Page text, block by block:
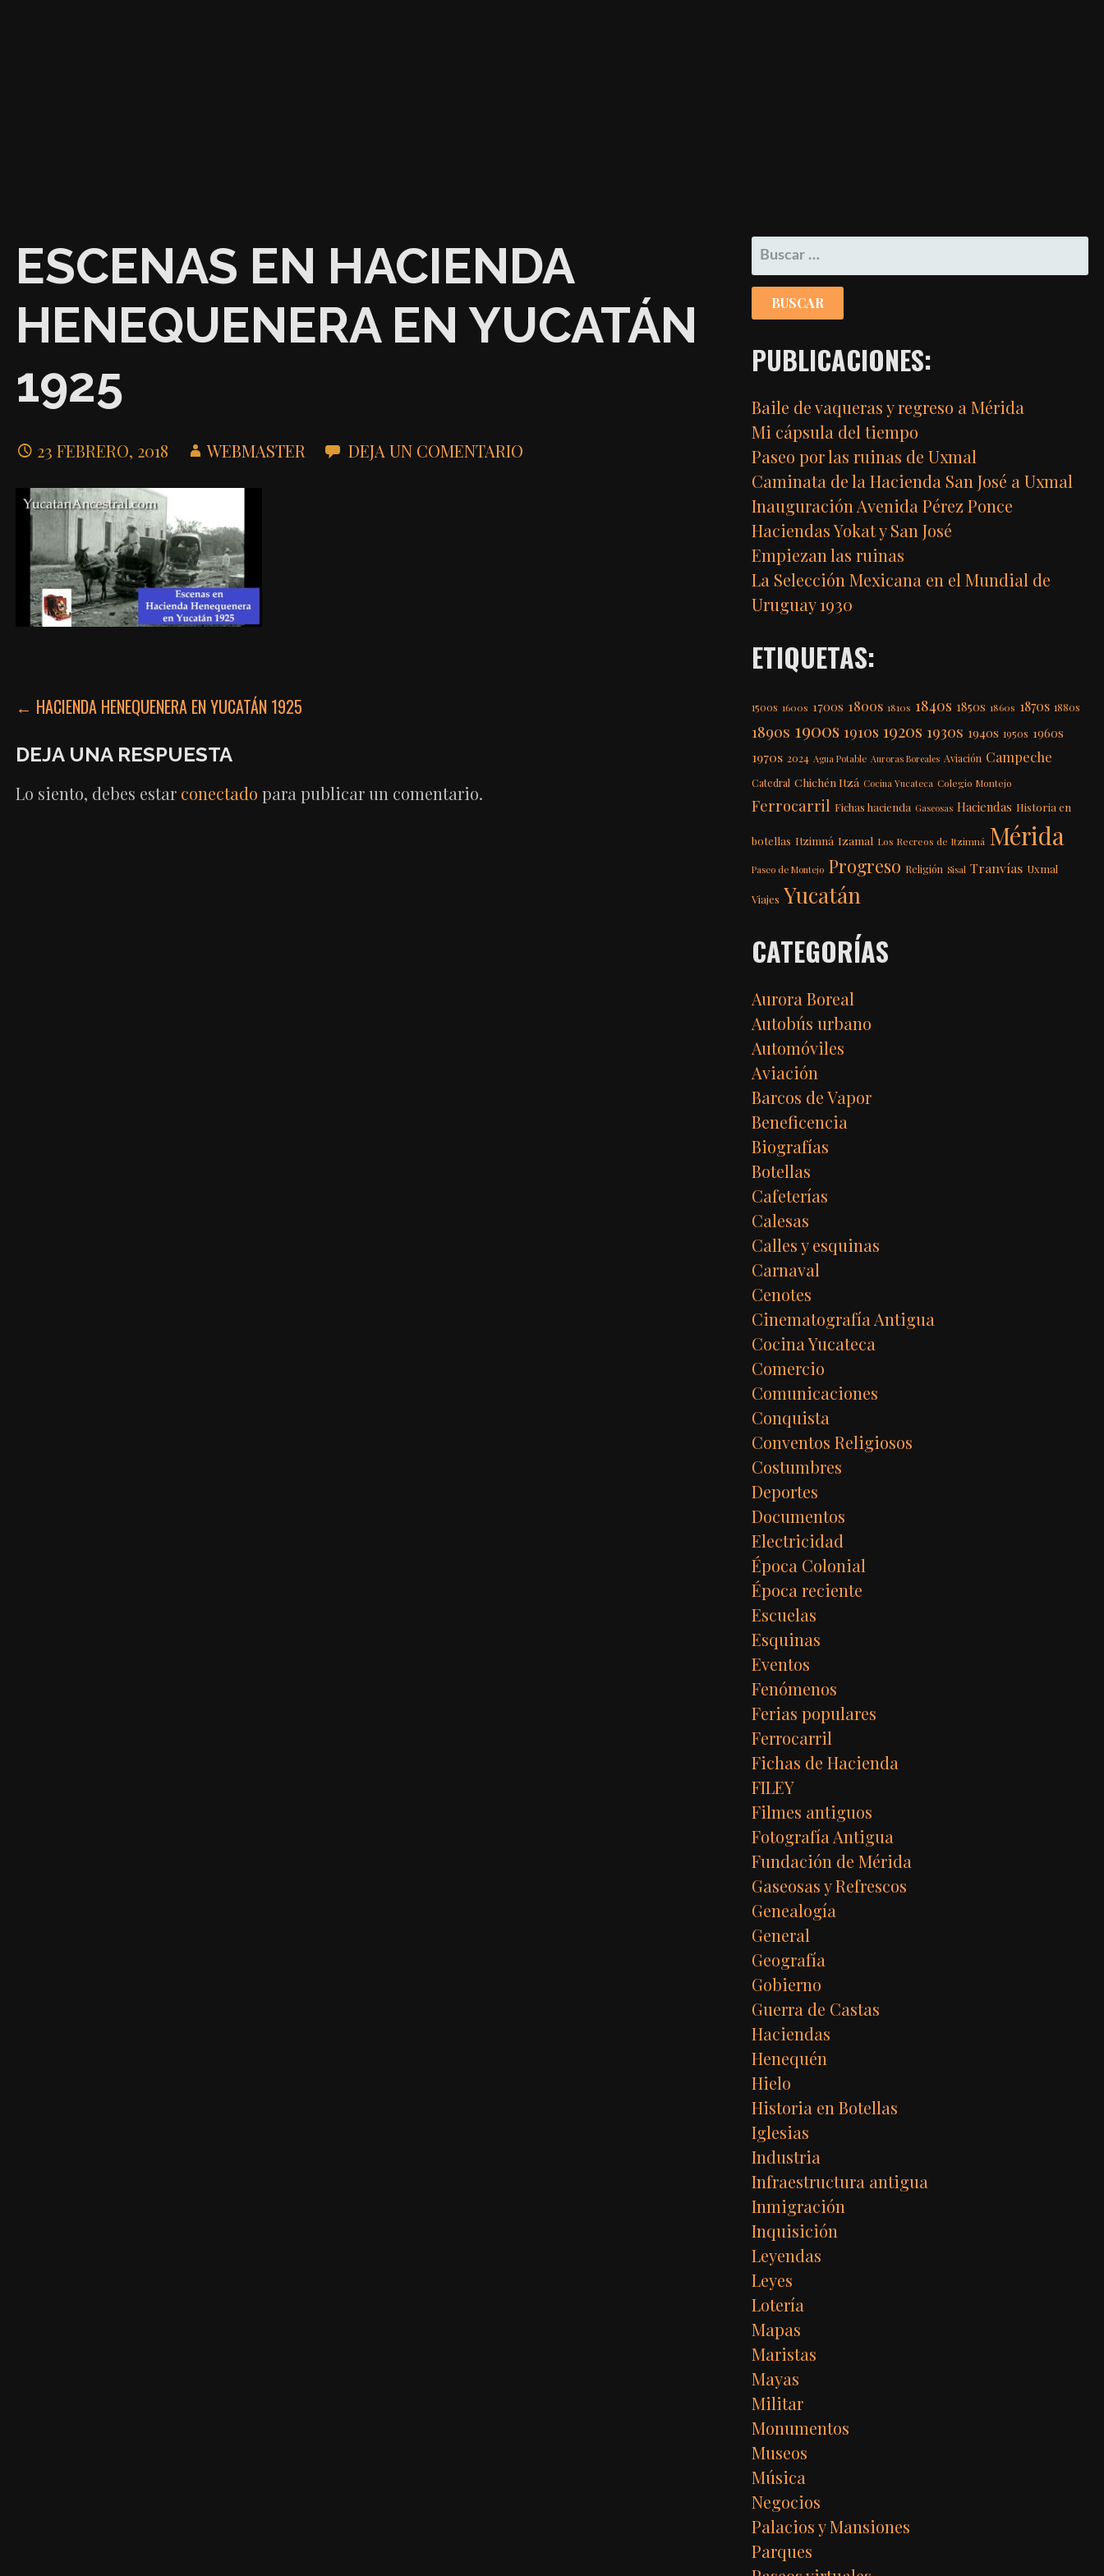
ESCENAS EN HACIENDA
HENEQUENERA EN YUCATÁN
1925
23 FEBRERO, 2018 WEBMASTER DEJA UN COMENTARIO
NAVEGACIÓN
DE
ENTRADAS
← HACIENDA HENEQUENERA EN YUCATÁN 1925
DEJA UNA RESPUESTA
Lo siento, debes estar conectado para publicar un comentario.
BUSCAR:
PUBLICACIONES:
Baile de vaqueras y regreso a Mérida
Mi cápsula del tiempo
Paseo por las ruinas de Uxmal
Caminata de la Hacienda San José a Uxmal
Inauguración Avenida Pérez Ponce
Haciendas Yokat y San José
Empiezan las ruinas
La Selección Mexicana en el Mundial de
Uruguay 1930
ETIQUETAS:
1500s 1600s 1700s 1800s 1810s 1840s 1850s 1860s 1870s 1880s
1890s 1900s 1910s 1920s 1930s 1940s 1950s 1960s
1970s 2024 Agua Potable Auroras Boreales Aviación Campeche
Catedral Chichén Itzá Cocina Yucateca Colegio Montejo
Ferrocarril Fichas hacienda Gaseosas Haciendas Historia en
botellas Itzimná Izamal Los Recreos de Itzimná Mérida
Paseo de Montejo Progreso Religión Sisal Tranvías Uxmal
Viajes Yucatán
CATEGORÍAS
Aurora Boreal
Autobús urbano
Automóviles
Aviación
Barcos de Vapor
Beneficencia
Biografías
Botellas
Cafeterías
Calesas
Calles y esquinas
Carnaval
Cenotes
Cinematografía Antigua
Cocina Yucateca
Comercio
Comunicaciones
Conquista
Conventos Religiosos
Costumbres
Deportes
Documentos
Electricidad
Época Colonial
Época reciente
Escuelas
Esquinas
Eventos
Fenómenos
Ferias populares
Ferrocarril
Fichas de Hacienda
FILEY
Filmes antiguos
Fotografía Antigua
Fundación de Mérida
Gaseosas y Refrescos
Genealogía
General
Geografía
Gobierno
Guerra de Castas
Haciendas
Henequén
Hielo
Historia en Botellas
Iglesias
Industria
Infraestructura antigua
Inmigración
Inquisición
Leyendas
Leyes
Lotería
Mapas
Maristas
Mayas
Militar
Monumentos
Museos
Música
Negocios
Palacios y Mansiones
Parques